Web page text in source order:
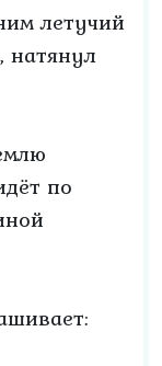
летучий
натянул
по